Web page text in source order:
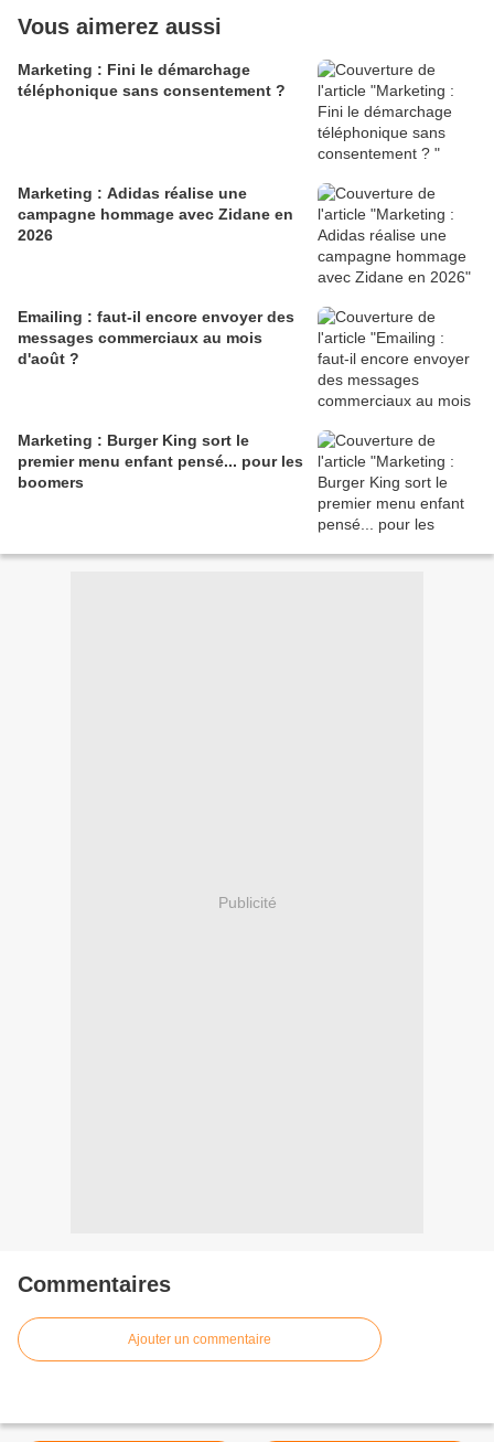
Vous aimerez aussi
Marketing : Fini le démarchage
téléphonique sans consentement ?
Marketing : Adidas réalise une
campagne hommage avec Zidane en
2026
Emailing : faut-il encore envoyer des
messages commerciaux au mois
d'août ?
Marketing : Burger King sort le
premier menu enfant pensé... pour les
boomers
Publicité
Commentaires
Ajouter un commentaire